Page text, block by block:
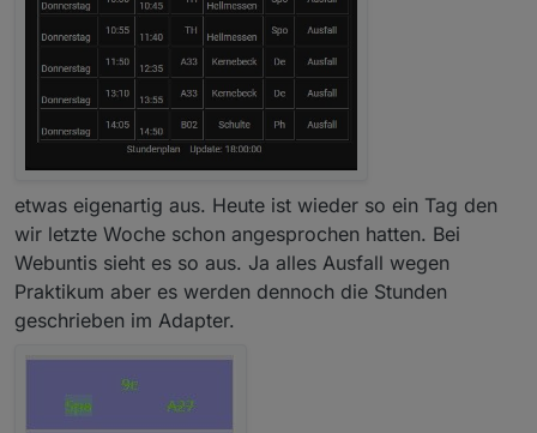
etwas eigenartig aus. Heute ist wieder so ein Tag den
wir letzte Woche schon angesprochen hatten. Bei
Webuntis sieht es so aus. Ja alles Ausfall wegen
Praktikum aber es werden dennoch die Stunden
geschrieben im Adapter.